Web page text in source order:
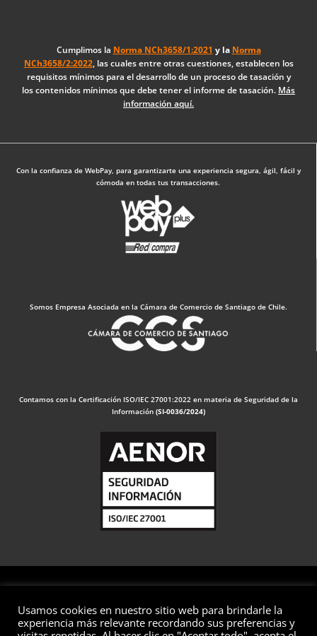
o
o
k
d
i
n
g
r
a
Cumplimos la Norma NCh3658/1:2021 y la Norma
NCh3658/2:2022, las cuales entre otras cuestiones, establecen los
requisitos mínimos para el desarrollo de un proceso de tasación y
los contenidos mínimos que debe tener el informe de tasación. Más
información aquí.
Con la confianza de WebPay, para garantizarte una experiencia segura, ágil, fácil y
cómoda en todas tus transacciones.
Somos Empresa Asociada en la Cámara de Comercio de Santiago de Chile.
Contamos con la Certificación ISO/IEC 27001:2022 en materia de Seguridad de la
Información (SI-0036/2024)
© 2026 Valuaciones
Usamos cookies en nuestro sitio web para brindarle la
experiencia más relevante recordando sus preferencias y